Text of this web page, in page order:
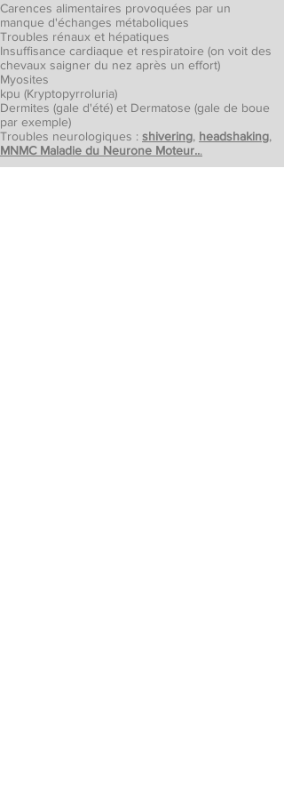
Carences alimentaires provoquées par un
manque d'échanges métaboliques
Troubles rénaux et hépatiques
Insuffisance cardiaque et respiratoire (on voit des
chevaux saigner du nez après un effort)
Myosites
kpu (Kryptopyrroluria)
Dermites (gale d'été) et Dermatose (gale de boue
par exemple)
Troubles neurologiques : shivering, headshaking,
MNMC Maladie du Neurone Moteur...